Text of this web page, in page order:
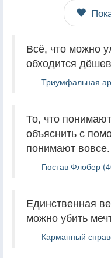
Всё, что можно
обходится
Триумфальная
То, что
объяснить с
понимают вовсе.
Гюстав Флобер
Единственная
можно убить
Карманный